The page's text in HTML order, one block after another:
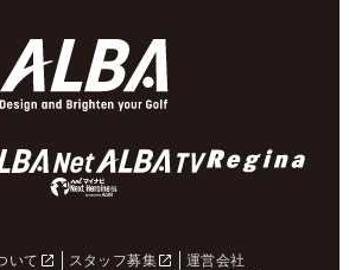
いて スタッフ募集
運営会社